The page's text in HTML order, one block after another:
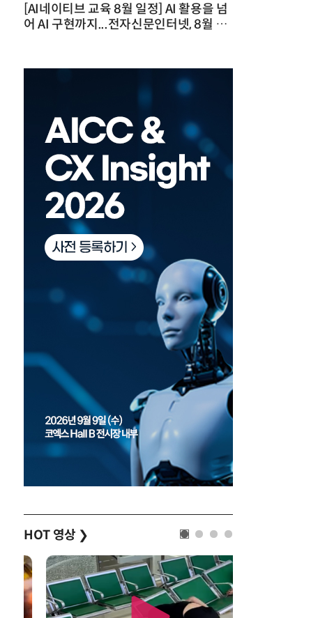
[AI네이티브 교육 8월 일정] AI 활용을 넘
어 AI 구현까지...전자신문인터넷, 8월 실
HOT 영상 ❯